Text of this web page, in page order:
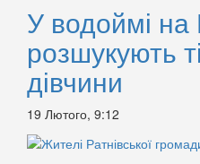
У водоймі на
розшукують
дівчини
19 Лютого, 9:12